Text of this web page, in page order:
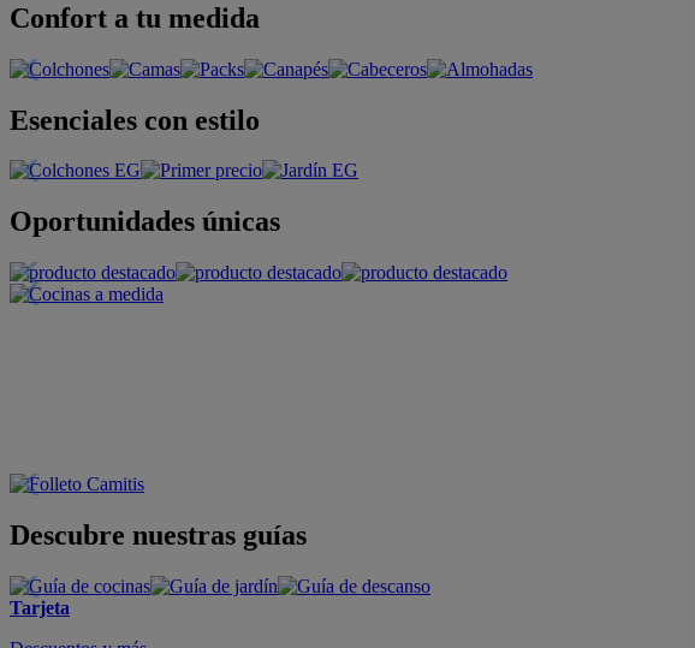
Confort a tu medida
Esenciales con estilo
Oportunidades únicas
Descubre nuestras guías
Tarjeta